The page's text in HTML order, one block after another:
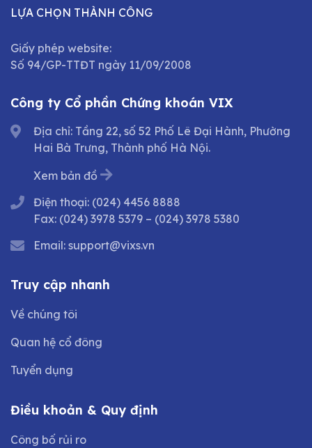
LỰA CHỌN THÀNH CÔNG
Giấy phép website:
Số 94/GP-TTĐT ngày 11/09/2008
Công ty Cổ phần Chứng khoán VIX
Địa chỉ: Tầng 22, số 52 Phố Lê Đại Hành, Phường
Hai Bà Trưng, Thành phố Hà Nội.
Xem bản đồ
Điện thoại: (024) 4456 8888
Fax: (024) 3978 5379 – (024) 3978 5380
Email: support@vixs.vn
Truy cập nhanh
Về chúng tôi
Quan hệ cổ đông
Tuyển dụng
Điều khoản & Quy định
Công bố rủi ro